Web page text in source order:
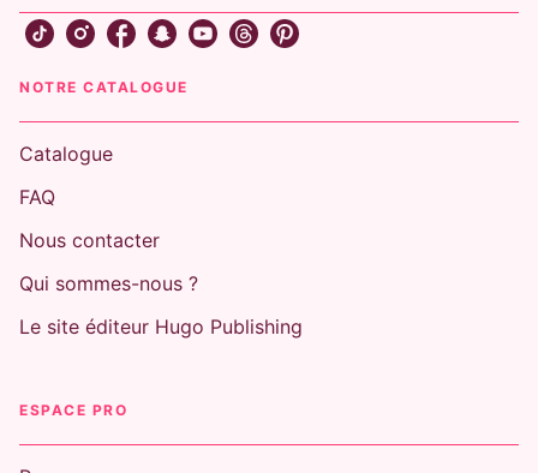
NOTRE CATALOGUE
Catalogue
FAQ
Nous contacter
Qui sommes-nous ?
Le site éditeur Hugo Publishing
ESPACE PRO